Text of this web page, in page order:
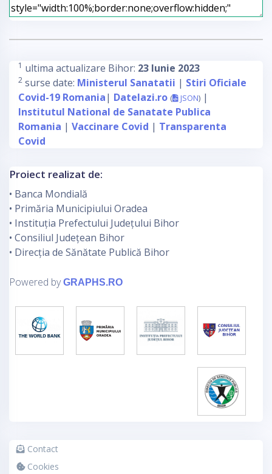
1 ultima actualizare Bihor: 23 Iunie 2023
2 surse date: Ministerul Sanatatii | Stiri Oficiale
Covid-19 Romania| Datelazi.ro ( JSON) |
Institutul National de Sanatate Publica
Romania | Vaccinare Covid | Transparenta
Covid
Proiect realizat de:
• Banca Mondială
• Primăria Municipiului Oradea
• Instituția Prefectului Județului Bihor
• Consiliul Județean Bihor
• Direcția de Sănătate Publică Bihor
Powered byGRAPHS.RO
Contact
Cookies